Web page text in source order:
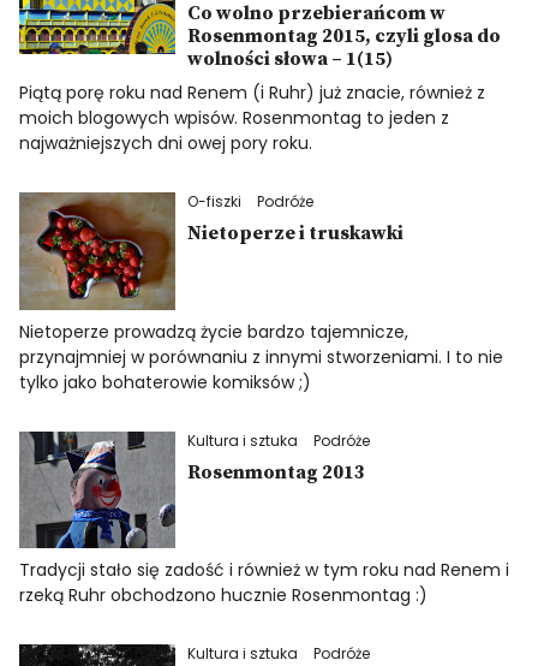
Co wolno przebierańcom w
Rosenmontag 2015, czyli glosa do
wolności słowa – 1(15)
Piątą porę roku nad Renem (i Ruhr) już znacie, również z
moich blogowych wpisów. Rosenmontag to jeden z
najważniejszych dni owej pory roku.
O-fiszki Podróże
Nietoperze i truskawki
Nietoperze prowadzą życie bardzo tajemnicze,
przynajmniej w porównaniu z innymi stworzeniami. I to nie
tylko jako bohaterowie komiksów ;)
Kultura i sztuka Podróże
Rosenmontag 2013
Tradycji stało się zadość i również w tym roku nad Renem i
rzeką Ruhr obchodzono hucznie Rosenmontag :)
Kultura i sztuka Podróże